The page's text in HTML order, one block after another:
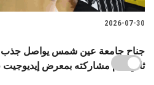
2026-07-30
جناح جامعة عين شمس يواصل جذب
ثاني أيام مشاركته بمعرض إيديوجيت 2026